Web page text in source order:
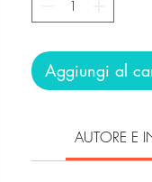
Aggiungi al
AUTORE E